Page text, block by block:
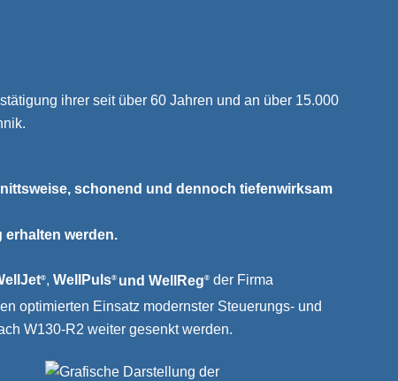
ihrer seit über 60 Jahren und an über 15.000
schonend und dennoch tiefenwirksam
werden.
®, WellPuls® und WellReg® der Firma
optimierten Einsatz modernster Steuerungs- und
W130-R2 weiter gesenkt werden.